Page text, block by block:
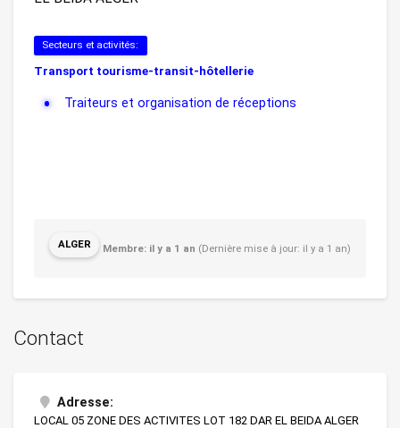
Secteurs et activités:
Transport tourisme-transit-hôtellerie
Traiteurs et organisation de réceptions
ALGER Membre: il y a 1 an (Dernière mise à jour: il y a 1 an)
Contact
Adresse:
LOCAL 05 ZONE DES ACTIVITES LOT 182 DAR EL BEIDA ALGER